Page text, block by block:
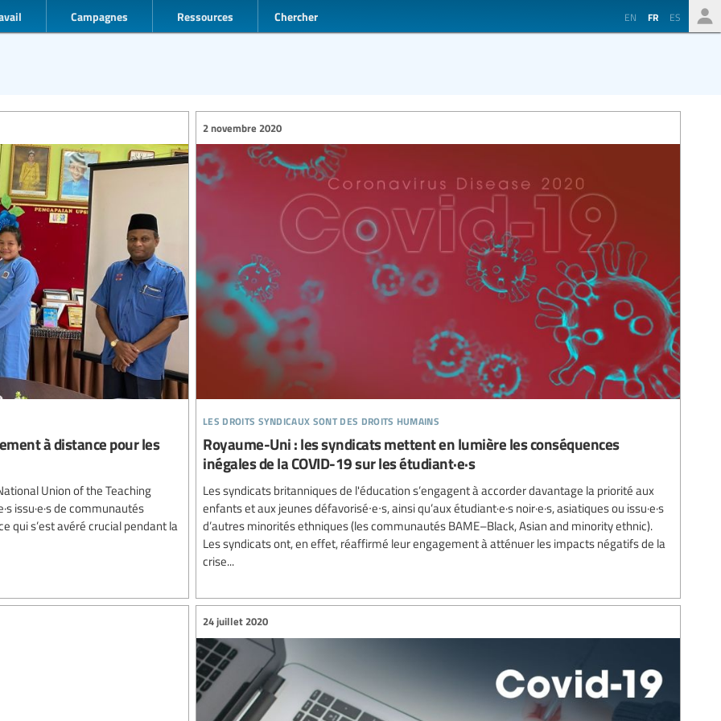
Campagnes Ressources Chercher EN FR ES
à distance pour les
Union of the Teaching
issu·e·s de communautés
qui s’est avéré crucial pendant la
les droits syndicaux sont des droits humains
2 novembre 2020
Royaume-Uni : les syndicats mettent en lumière les conséquences
inégales de la COVID-19 sur les étudiant·e·s
Les syndicats britanniques de l'éducation s’engagent à accorder davantage la priorité aux
enfants et aux jeunes défavorisé∙e∙s, ainsi qu’aux étudiant·e·s noir·e·s, asiatiques ou issu·e·s
d’autres minorités ethniques (les communautés BAME–Black, Asian and minority ethnic).
Les syndicats ont, en effet, réaffirmé leur engagement à atténuer les impacts négatifs de la
crise...
24 juillet 2020